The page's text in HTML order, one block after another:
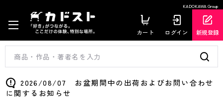
KADOKAWA Group
カート ログイン 新規登録
2026/08/07 お盆期間中の出荷およびお問い合わせ
に関するお知らせ